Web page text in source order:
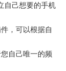
自己想要的手机
，可以根据自
自己唯一的频